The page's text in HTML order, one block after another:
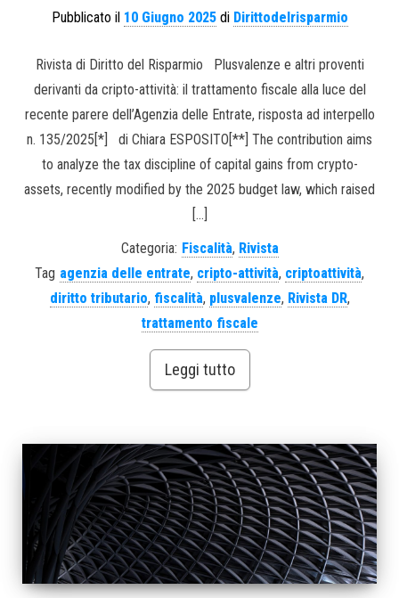
Pubblicato il 10 Giugno 2025di Dirittodelrisparmio
Rivista di Diritto del Risparmio Plusvalenze e altri proventi
derivanti da cripto-attività: il trattamento fiscale alla luce del
recente parere dell’Agenzia delle Entrate, risposta ad interpello
n. 135/2025[*] di Chiara ESPOSITO[**] The contribution aims
to analyze the tax discipline of capital gains from crypto-
assets, recently modified by the 2025 budget law, which raised
[…]
Categoria: Fiscalità, Rivista
Tag agenzia delle entrate, cripto-attività, criptoattività,
diritto tributario, fiscalità, plusvalenze, Rivista DR,
trattamento fiscale
Leggi tutto